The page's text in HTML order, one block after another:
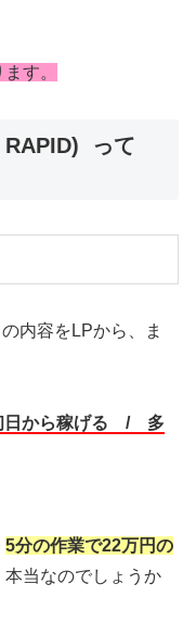
す。
RAPID) って
内容をLPから、ま
日から稼げる / 多
5分の作業で22万円の
当なのでしょうか